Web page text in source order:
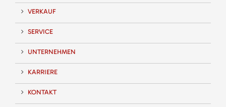
VERKAUF
SERVICE
UNTERNEHMEN
KARRIERE
KONTAKT